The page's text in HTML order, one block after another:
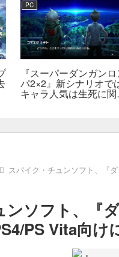
PC
『スーパーダンガンロ
パ2×2』新シナリオで
キャラ人気は生死に関
スパイク・チュンソフト、『
ンソフト、『
PS Vita向け